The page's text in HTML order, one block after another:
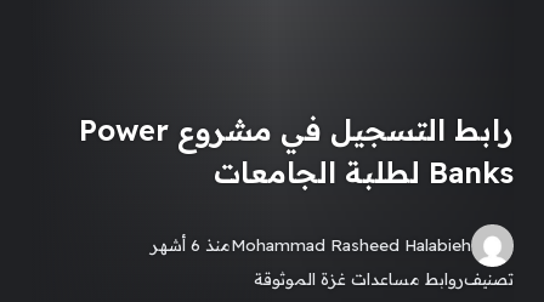
رابط التسجيل في مشروع Power
Banks لطلبة الجامعات
Mohammad Rasheed Halabiehمنذ 6 أشهر
تصنيفروابط مساعدات غزة الموثوقة